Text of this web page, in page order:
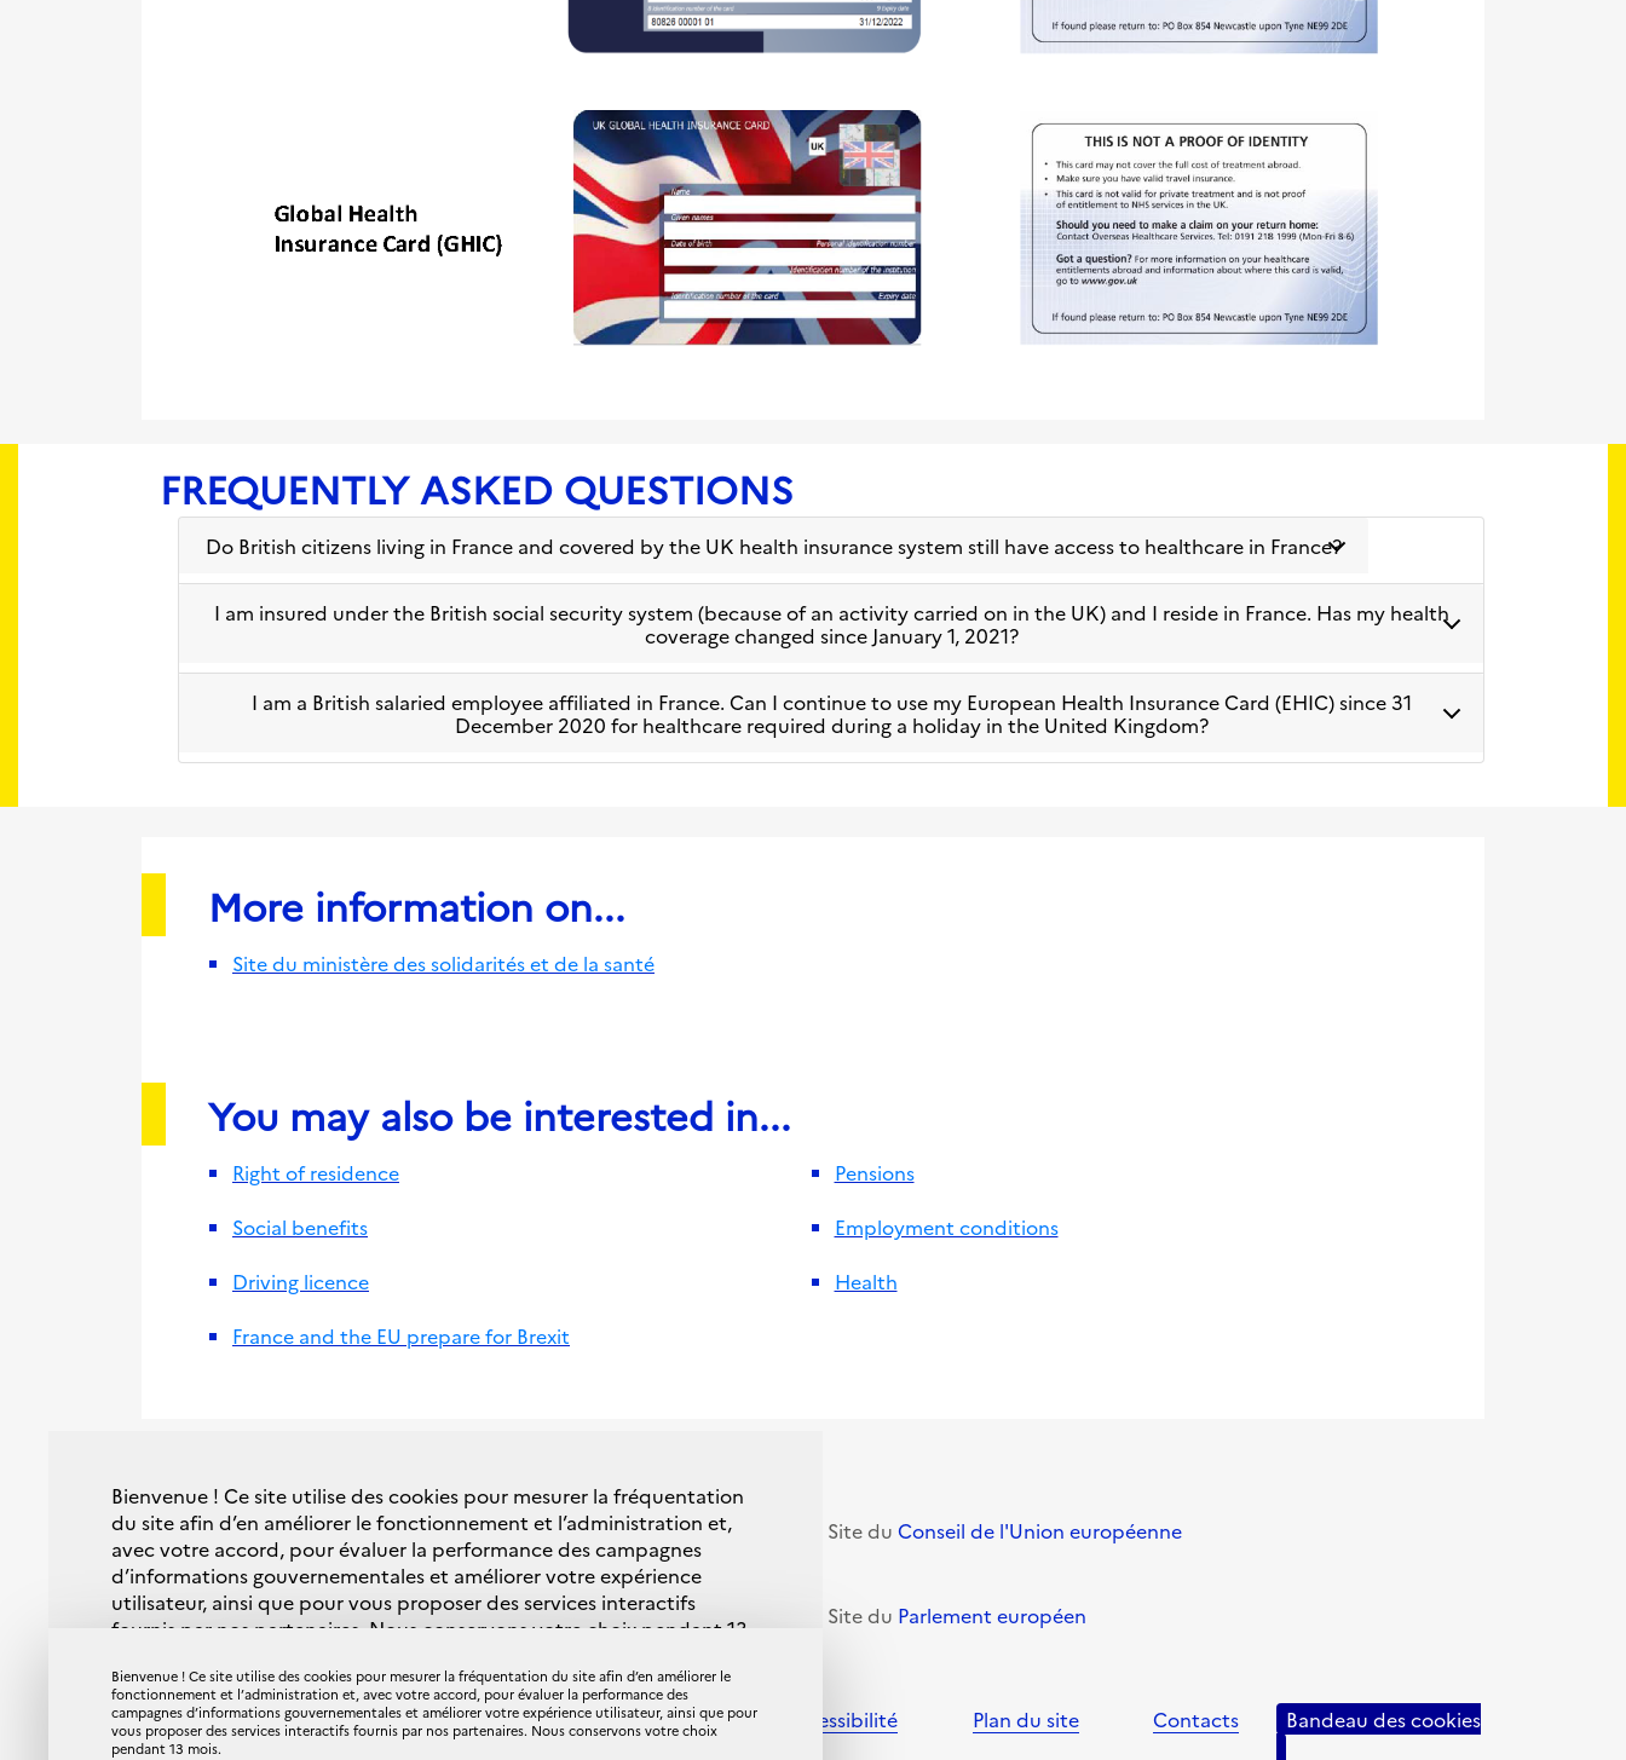
Bienvenue ! Ce site utilise des cookies pour mesurer la fréquentation du site afin d’en améliorer le
fonctionnement et l’administration et, avec votre accord, pour évaluer la performance des
campagnes d’informations gouvernementales et améliorer votre expérience utilisateur, ainsi que pour
vous proposer des services interactifs fournis par nos partenaires. Nous conservons votre choix
pendant 13 mois.
Bienvenue ! Ce site utilise des cookies pour mesurer la fréquentation
du site afin d’en améliorer le fonctionnement et l’administration et,
avec votre accord, pour évaluer la performance des campagnes
d’informations gouvernementales et améliorer votre expérience
utilisateur, ainsi que pour vous proposer des services interactifs
fournis par nos partenaires. Nous conservons votre choix pendant 13
Vous pouvez changer ce choix à tout moment en vous rendant sur la
page données personnelles et cookies.
FREQUENTLY ASKED QUESTIONS
Do British citizens living in France and covered by the UK health insurance system still have access to healthcare in France?
I am insured under the British social security system (because of an activity carried on in the UK) and I reside in France. Has my health
coverage changed since January 1, 2021?
I am a British salaried employee affiliated in France. Can I continue to use my European Health Insurance Card (EHIC) since 31
December 2020 for healthcare required during a holiday in the United Kingdom?
More information on...
Site du ministère des solidarités et de la santé
You may also be interested in...
Right of residence Pensions
Social benefits Employment conditions
Driving licence Health
France and the EU prepare for Brexit
LIENS UTILES
Se préparer à la fin de la période de transition(Commission
européenne)
Site du Conseil de l'Union européenne
L'accord de commerce et de coopération UE-Royaume-Uni
Site du Parlement européen
Mentions légales Données personnelles et cookies Accessibilité Plan du site Contacts Bandeau des cookies